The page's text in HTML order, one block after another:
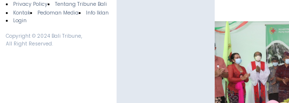
Footer
Privacy Policy
Tentang Tribune Bali
Kontak
Pedoman Media
Info Iklan
Login
Copyright © 2024 Bali Tribune,
All Right Reserved.